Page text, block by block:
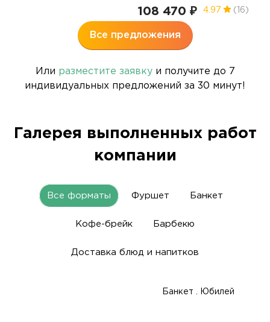
108 470 ₽ 4.97 (16)
Все предложения
Или разместите заявкуи получите до 7
индивидуальных предложений за 30 минут!
Галерея выполненных работ
компании
Все форматы Фуршет Банкет
Кофе-брейк Барбекю
Доставка блюд и напитков
Банкет . Юбилей